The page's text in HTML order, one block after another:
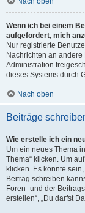
Wenn ich bei einem
aufgefordert, mich
Nur registrierte
Nachrichten an
Administration
dieses Systems durch
Nach oben
Beiträge
Wie erstelle ich ein
Um ein neues Thema
Thema“ klicken. Um
klicken. Es könnte
Beitrag schreiben
Foren- und der
erstellen“, „Du darfst